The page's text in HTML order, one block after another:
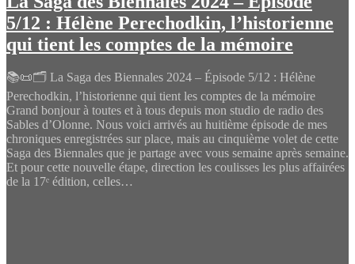
5/12 : Hélène Perechodkin, l’historienne
qui tient les comptes de la mémoire
📚📜🗂️ La Saga des Biennales 2024 – Épisode 5/12 : Hélène
Perechodkin, l’historienne qui tient les comptes de la mémoire
Grand bonjour à toutes et à tous depuis mon studio de radio des
Sables d’Olonne. Nous voici arrivés au huitième épisode de mes
chroniques enregistrées sur place, mais au cinquième volet de cette
Saga des Biennales que je partage avec vous semaine après semaine.
Et pour cette nouvelle étape, direction les coulisses les plus affairées
de la 17ᵉ édition, celles…